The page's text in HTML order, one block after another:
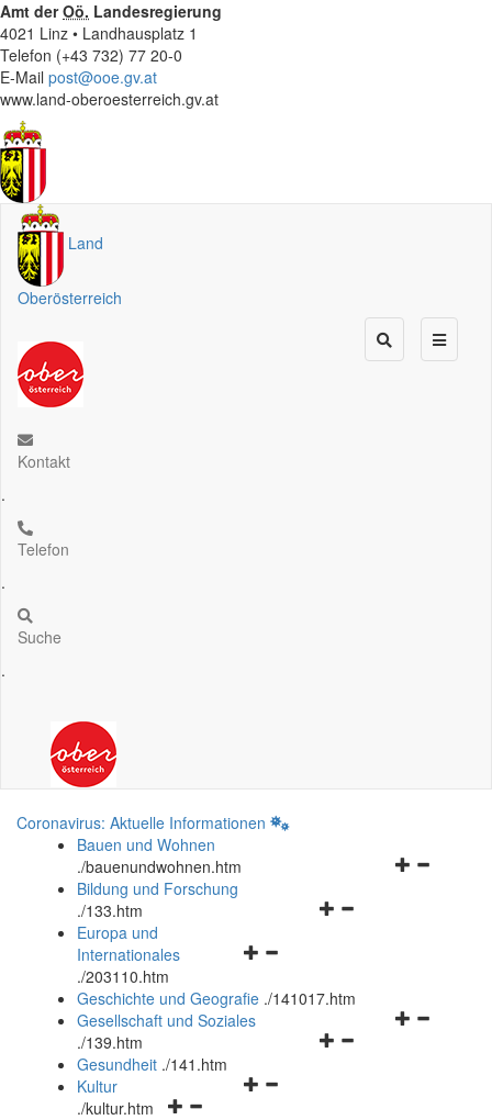
Amt derOö. Landesregierung
4021 Linz • Landhausplatz 1
Telefon (+43 732) 77 20-0
E-Mail post@ooe.gv.at
www.land-oberoesterreich.gv.at
Land
Oberösterreich
Kontakt
.
Telefon
.
Suche
.
Coronavirus: Aktuelle Informationen
Bauen und Wohnen
./bauenundwohnen.htm
Navigationsmenü
Bildung und Forschung
./133.htm
Navigationsmenü
und
schließen
Europa und
Internationales
./203110.htm
Geschichte und Geografie ./141017.htm
Navigationsmenü
Gesellschaft und Soziales
./139.htm
Navigationsmenü
Gesundheit ./141.htm
Navigationsmenü
Kultur
./kultur.htm